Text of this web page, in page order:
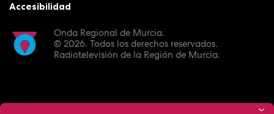
Onda Regional de Murcia.
© 2026. Todos los derechos reservados.
Radiotelevisión de la Región de Murcia.
Accesibilidad